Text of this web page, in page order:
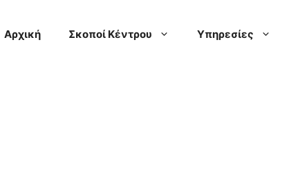
Αρχική Σκοποί Κέντρου Υπηρεσίες